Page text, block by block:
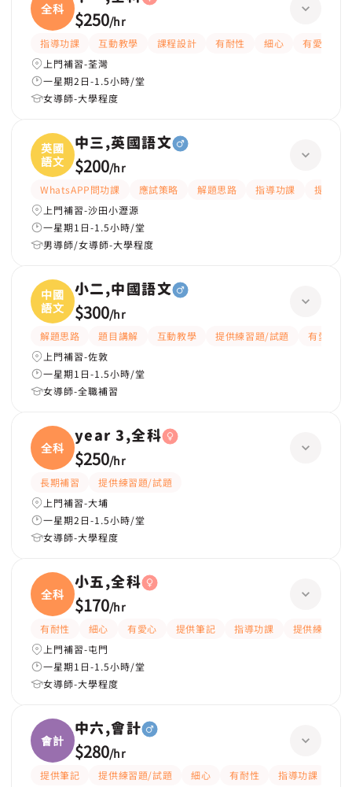
全科 $250/hr
指導功課 互動教學 課程設計 有耐性 細心 有愛心
上門補習-荃灣
一星期2日-1.5小時/堂
女導師-大學程度
英國
語文
中三,英國語文
$200/hr
WhatsAPP問功課 應試策略 解題思路 指導功課
提供練
上門補習-沙田小瀝源
一星期1日-1.5小時/堂
男導師/女導師-大學程度
中國
語文
小二,中國語文
$300/hr
解題思路 題目講解 互動教學 提供練習題/試題
有愛心
上門補習-佐敦
一星期1日-1.5小時/堂
女導師-全職補習
全科
year 3,全科
$250/hr
長期補習
提供練習題/試題
上門補習-大埔
一星期2日-1.5小時/堂
女導師-大學程度
全科
小五,全科
$170/hr
有耐性 細心 有愛心 提供筆記 指導功課
提供練習題/
上門補習-屯門
一星期1日-1.5小時/堂
女導師-大學程度
會計
中六,會計
$280/hr
提供筆記 提供練習題/試題 細心 有耐性 指導功課